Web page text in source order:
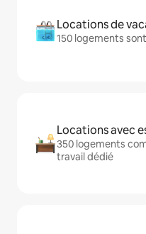
Locations de
150 logements
Locations avec
350 logements
travail dédié